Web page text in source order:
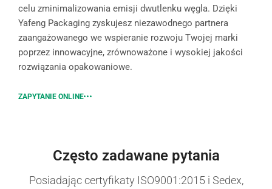
celu zminimalizowania emisji dwutlenku węgla. Dzięki
Yafeng Packaging zyskujesz niezawodnego partnera
zaangażowanego we wspieranie rozwoju Twojej marki
poprzez innowacyjne, zrównoważone i wysokiej jakości
rozwiązania opakowaniowe.
ZAPYTANIE ONLINE
Często zadawane pytania
Posiadając certyfikaty ISO9001:2015 i Sedex,